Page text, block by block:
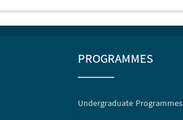
PROGRAMMES
Undergraduate Programmes